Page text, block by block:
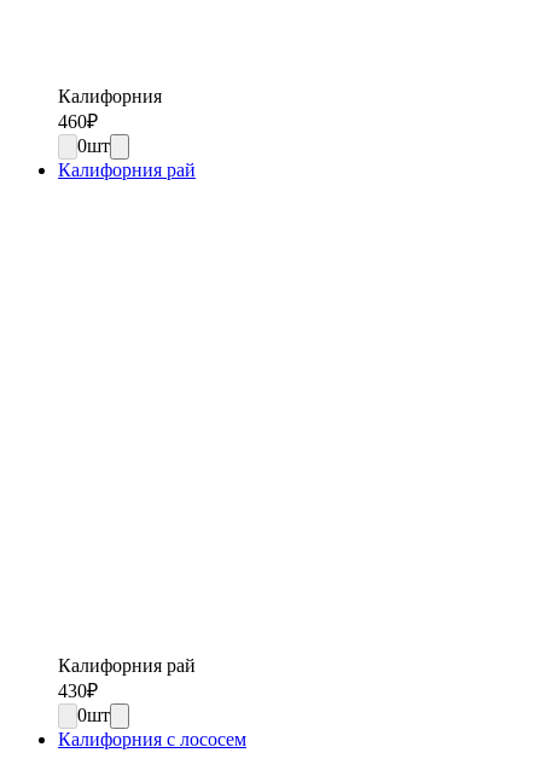
Калифорния
460₽
0шт
Калифорния рай
Калифорния рай
430₽
0шт
Калифорния с лососем